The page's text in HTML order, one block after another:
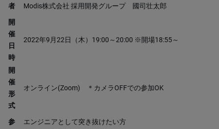
者
Modis株式会社 採用開発グループ 國司壮太郎
開
催
日
時
2022年9月22日（木）19:00～20:00 ※開場18:55～
開
催
形
式
オンライン(Zoom) ＊カメラOFFでの参加OK
参
エンジニアとして突き抜けたい方